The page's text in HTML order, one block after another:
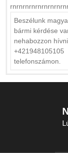
Beszélunk
bármi kérdése
nehabozzon
+421948105105
telefonszámon.